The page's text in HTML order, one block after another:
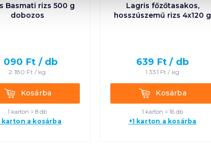
Basmati rizs 500 g
dobozos
090 Ft / db
2 180 Ft / kg
KosárbaKosárba
1 karton = 8 db
karton a kosárba
Lagris főzőtasakos,
hosszúszemű rizs 4x120 g
639 Ft / db
1 331 Ft / kg
KosárbaKosárba
1 karton = 16 db
+1 karton a kosárba